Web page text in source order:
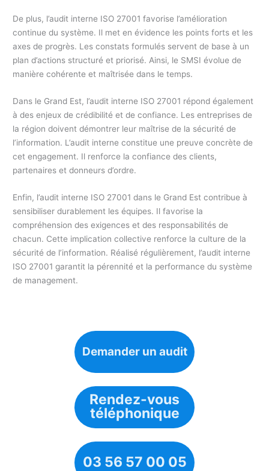
De plus, l’audit interne ISO 27001 favorise l’amélioration
continue du système. Il met en évidence les points forts et les
axes de progrès. Les constats formulés servent de base à un
plan d’actions structuré et priorisé. Ainsi, le SMSI évolue de
manière cohérente et maîtrisée dans le temps.
Dans le Grand Est, l’audit interne ISO 27001 répond également
à des enjeux de crédibilité et de confiance. Les entreprises de
la région doivent démontrer leur maîtrise de la sécurité de
l’information. L’audit interne constitue une preuve concrète de
cet engagement. Il renforce la confiance des clients,
partenaires et donneurs d’ordre.
Enfin, l’audit interne ISO 27001 dans le Grand Est contribue à
sensibiliser durablement les équipes. Il favorise la
compréhension des exigences et des responsabilités de
chacun. Cette implication collective renforce la culture de la
sécurité de l’information. Réalisé régulièrement, l’audit interne
ISO 27001 garantit la pérennité et la performance du système
de management.
Demander un audit
Rendez-vous
téléphonique
03 56 57 00 05